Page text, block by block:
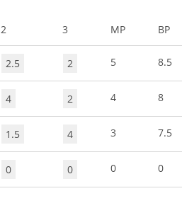
2 3 MP BP
2.5 2 5 8.5
4 2 4 8
1.5 4 3 7.5
0 0 0 0